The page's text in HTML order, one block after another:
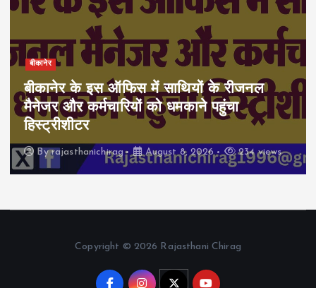
बीकानेर
बीकानेर के इस ऑफिस में साथियों के रीजनल
मैनेजर और कर्मचारियों को धमकाने पहुंचा
हिस्ट्रीशीटर
Byrajasthanichirag August 8, 2026 234 views
Copyright © 2026 Rajasthani Chirag